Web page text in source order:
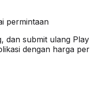
permintaan
dan submit ulang Play
dengan harga per